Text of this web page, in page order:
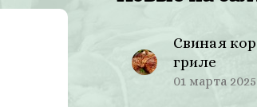
Свиная
гриле
01 марта 2025